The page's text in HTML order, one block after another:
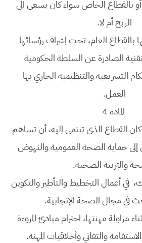
بالقطاع الخاص سواء كان يسعى الى
الربح أم لا.
بالقطاع العام، تحت إشراف رؤسائها
الصادرة عن السلطة الحكومية
التشريعية والتنظيمية الجاري بها
العمل.
المادة 4
كان القطاع الذي تنتمي إليه، أن تساهم
إلى حماية الصحة العمومية والنهوض
والتربية الصحية.
في أعمال التخطيط والتأطير والتكوين
في مجال الصحة الإنجابية.
مزاولة مهنتها، احترام مبادئ المروءة
والتفاني وأخلاقيات المهنة.